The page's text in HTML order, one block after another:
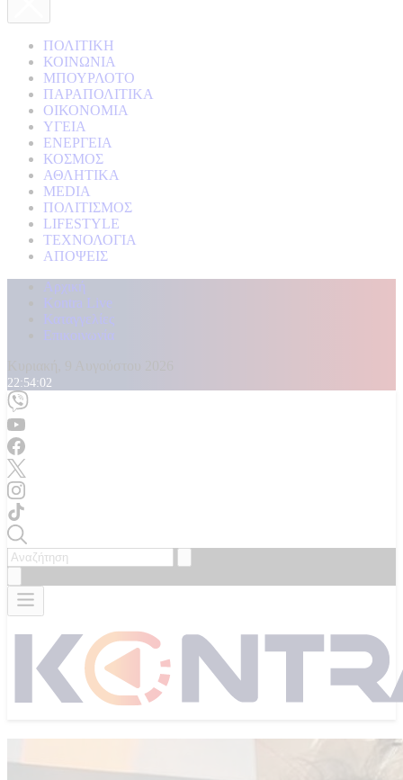
ΠΟΛΙΤΙΚΗ
ΚΟΙΝΩΝΙΑ
ΜΠΟΥΡΛΟΤΟ
ΠΑΡΑΠΟΛΙΤΙΚΑ
ΟΙΚΟΝΟΜΙΑ
ΥΓΕΙΑ
ΕΝΕΡΓΕΙΑ
ΚΟΣΜΟΣ
ΑΘΛΗΤΙΚΑ
MEDIA
ΠΟΛΙΤΙΣΜΟΣ
LIFESTYLE
ΤΕΧΝΟΛΟΓΙΑ
ΑΠΟΨΕΙΣ
Αρχική
Kontra Live
Καταγγελίες
Επικοινωνία
22:54:05